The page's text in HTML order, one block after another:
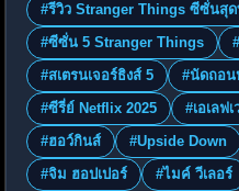
#รีวิว Stranger Things ซีซั่นสุ
#ซีซั่น 5 Stranger Things
#สเตรนเจอร์ธิงส์ 5
#นัดถอน
#ซีรี่ย์ Netflix 2025
#เอเลฟ
#ฮอว์กินส์
#Upside Down
#จิม ฮอปเปอร์
#ไมค์ วีเลอร์